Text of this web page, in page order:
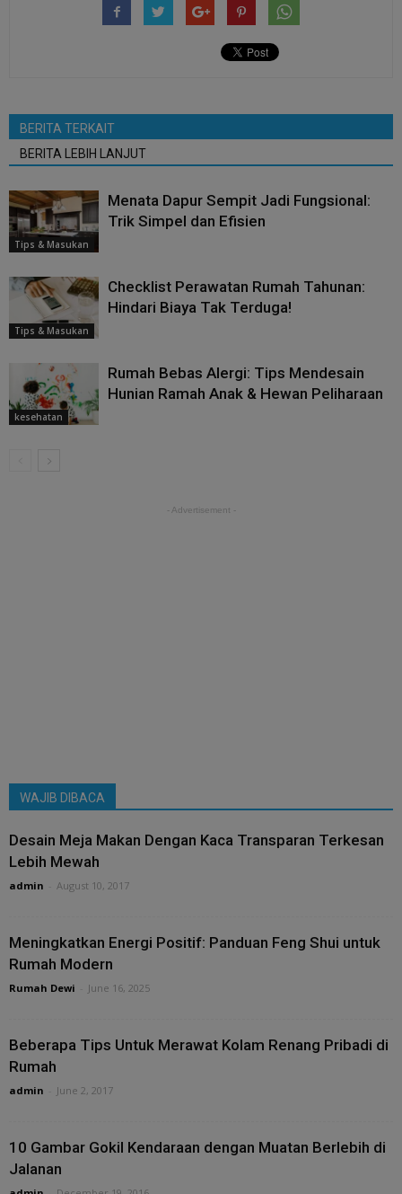
BERITA TERKAIT
BERITA LEBIH LANJUT
Tips & Masukan
Menata Dapur Sempit Jadi Fungsional:
Trik Simpel dan Efisien
Tips & Masukan
Checklist Perawatan Rumah Tahunan:
Hindari Biaya Tak Terduga!
kesehatan
Rumah Bebas Alergi: Tips Mendesain
Hunian Ramah Anak & Hewan Peliharaan
- Advertisement -
WAJIB DIBACA
Desain Meja Makan Dengan Kaca Transparan Terkesan
Lebih Mewah
admin August 10, 2017
Meningkatkan Energi Positif: Panduan Feng Shui untuk
Rumah Modern
Rumah Dewi June 16, 2025
Beberapa Tips Untuk Merawat Kolam Renang Pribadi di
Rumah
admin June 2, 2017
10 Gambar Gokil Kendaraan dengan Muatan Berlebih di
Jalanan